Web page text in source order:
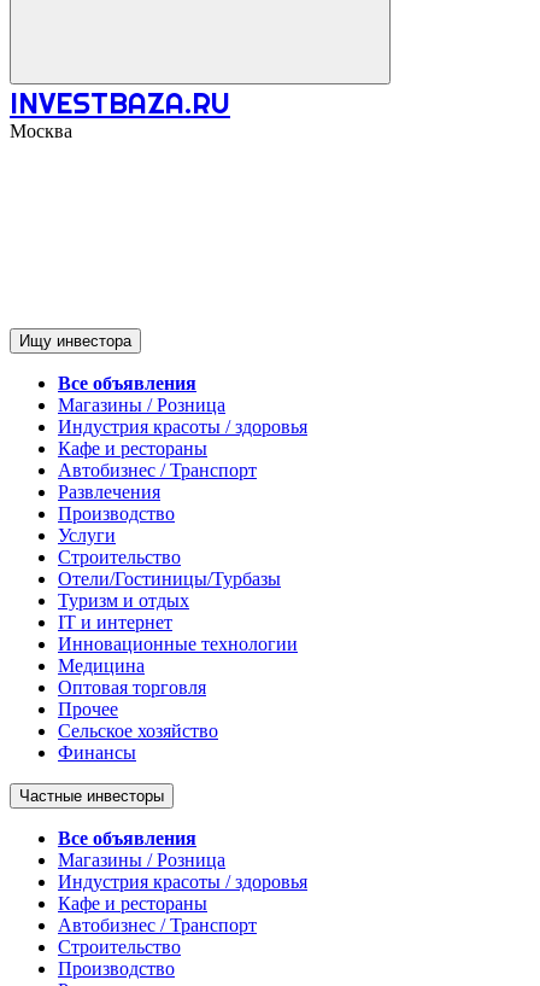
INVESTBAZA.RU
Москва
Ищу инвестора
Все объявления
Магазины / Розница
Индустрия красоты / здоровья
Кафе и рестораны
Автобизнес / Транспорт
Развлечения
Производство
Услуги
Строительство
Отели/Гостиницы/Турбазы
Туризм и отдых
IT и интернет
Инновационные технологии
Медицина
Оптовая торговля
Прочее
Сельское хозяйство
Финансы
Частные инвесторы
Все объявления
Магазины / Розница
Индустрия красоты / здоровья
Кафе и рестораны
Автобизнес / Транспорт
Строительство
Производство